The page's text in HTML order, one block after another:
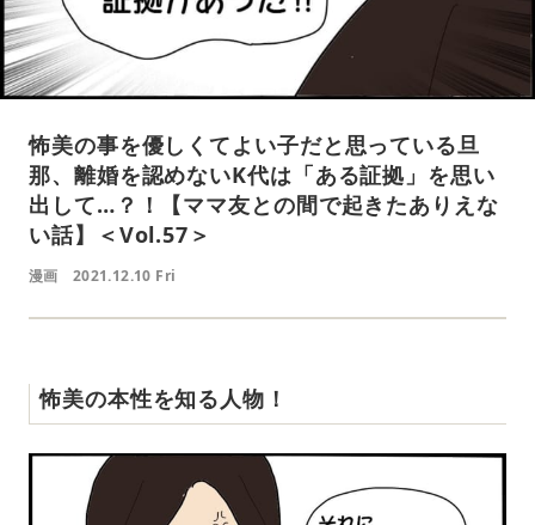
怖美の事を優しくてよい子だと思っている旦
那、離婚を認めないK代は「ある証拠」を思い
出して…？！【ママ友との間で起きたありえな
い話】＜Vol.57＞
漫画 2021.12.10 Fri
怖美の本性を知る人物！